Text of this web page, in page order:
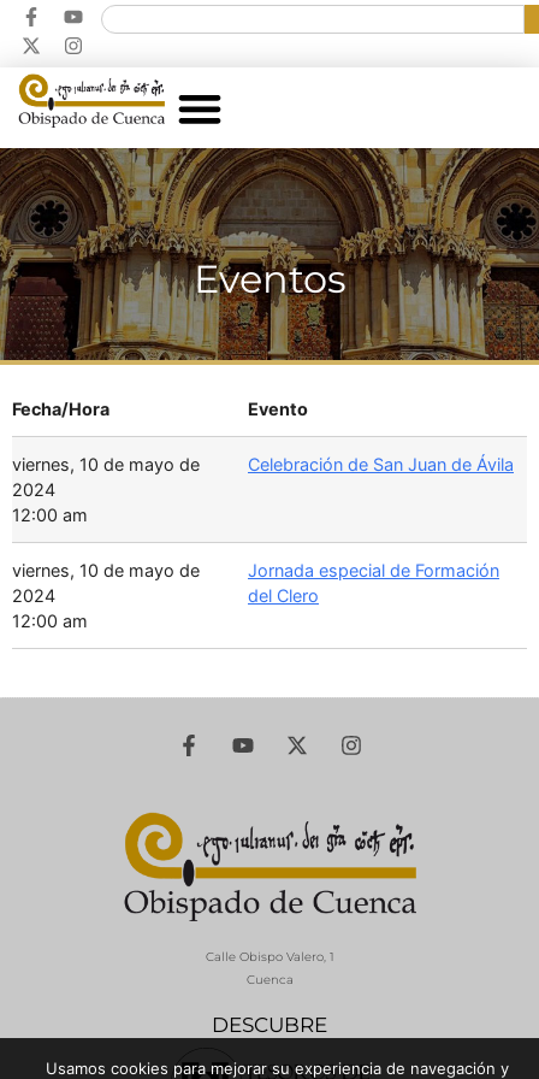
Eventos
Fecha/Hora Evento
viernes, 10 de mayo de
2024
12:00 am
Celebración de San Juan de Ávila
viernes, 10 de mayo de
2024
12:00 am
Jornada especial de Formación
del Clero
DESCUBRE
Calle Obispo Valero, 1
Cuenca
Usamos cookies para mejorar su experiencia de navegación y